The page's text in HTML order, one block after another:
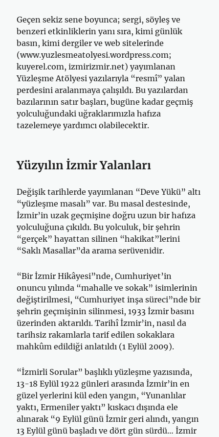
Geçen sekiz sene boyunca; sergi, söyleş ve
benzeri etkinliklerin yanı sıra, kimi günlük
basın, kimi dergiler ve web sitelerinde
(www.yuzlesmeatolyesi.wordpress.com;
kuyerel.com, izmirizmir.net) yayımlanan
Yüzleşme Atölyesi yazılarıyla “resmî” yalan
perdesini aralanmaya çalışıldı. Bu yazılardan
bazılarının satır başları, bugüne kadar geçmiş
yolculuğundaki uğraklarımızla hafıza
tazelemeye yardımcı olabilecektir.
Yüzyılın İzmir Yalanları
Değişik tarihlerde yayımlanan “Deve Yükü” altı
“yüzleşme masalı” var. Bu masal destesinde,
İzmir’in uzak geçmişine doğru uzun bir hafıza
yolculuğuna çıkıldı. Bu yolculuk, bir şehrin
“gerçek” hayattan silinen “hakikat”lerini
“Saklı Masallar”da arama serüvenidir.
“Bir İzmir Hikâyesi”nde, Cumhuriyet’in
onuncu yılında “mahalle ve sokak” isimlerinin
değiştirilmesi, “Cumhuriyet inşa süreci”nde bir
şehrin geçmişinin silinmesi, 1933 İzmir basını
üzerinden aktarıldı. Tarihî İzmir’in, nasıl da
tarihsiz rakamlarla tarif edilen sokaklara
mahkûm edildiği anlatıldı (1 Eylül 2009).
“İzmirli Sorular” başlıklı yüzleşme yazısında,
13-18 Eylül 1922 günleri arasında İzmir’in en
güzel yerlerini kül eden yangın, “Yunanlılar
yaktı, Ermeniler yaktı” kıskacı dışında ele
alınarak “9 Eylül günü İzmir geri alındı, yangın
13 Eylül günü başladı ve dört gün sürdü… İzmir